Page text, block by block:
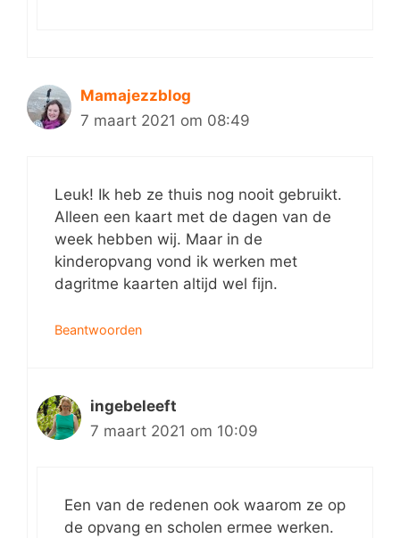
Mamajezzblog
7 maart 2021 om 08:49
Leuk! Ik heb ze thuis nog nooit gebruikt.
Alleen een kaart met de dagen van de
week hebben wij. Maar in de
kinderopvang vond ik werken met
dagritme kaarten altijd wel fijn.
Beantwoorden
ingebeleeft
7 maart 2021 om 10:09
Een van de redenen ook waarom ze op
de opvang en scholen ermee werken.